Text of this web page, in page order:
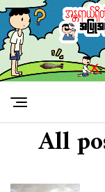
All